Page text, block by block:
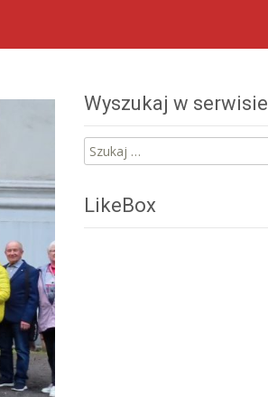
Wyszukaj w serwisie
Szukaj:
LikeBox